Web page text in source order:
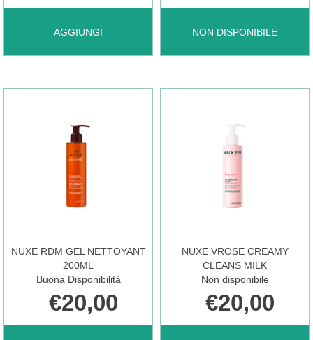
AGGIUNGI
AGGIUNGI MUSTELA
MICELLARE
NON DISPONIBILE
NORMADERM
125ML NON
NUXE RDM GEL NETTOYANT
200ML
Buona Disponibilità
€20,00
NUXE VROSE CREAMY
CLEANS MILK
Non disponibile
€20,00